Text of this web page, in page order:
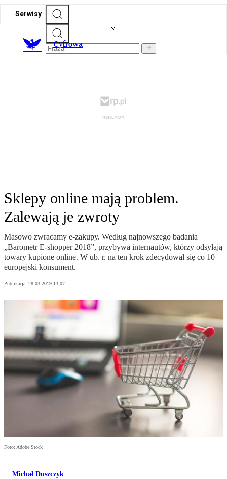
Serwisy
Cyfrowa
Sklepy online mają problem.
Zalewają je zwroty
Masowo zwracamy e-zakupy. Według najnowszego badania
„Barometr E-shopper 2018”, przybywa internautów, którzy odsyłają
towary kupione online. W ub. r. na ten krok zdecydował się co 10
europejski konsument.
Publikacja: 28.03.2019 13:07
Foto: Adobe Stock
Michał Duszczyk